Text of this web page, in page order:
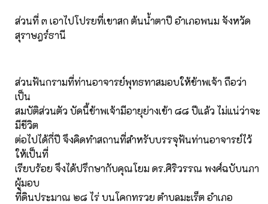
ส่วนที่ ๓ เอาไปโปรยที่เขาสก ต้นนํ้าตาปี อำเภอพนม จังหวัด
สุราษฎร์ธานี
ส่วนฟันกรามที่ท่านอาจารย์พุทธทาสมอบให้ข้าพเจ้า ถือว่า
เป็น
สมบัติส่วนตัว บัดนี้ข้าพเจ้ามีอายุย่างเข้า ๘๘ ปีแล้ว ไม่แน่ว่าจะ
มีชีวิต
ต่อไปได้กี่ปี จึงคิดทำสถานที่สำหรับบรรจุฟันท่านอาจารย์ไว้
ให้เป็นที่
เรียบร้อย จึงได้ปรึกษากับคุณโยม ดร.ศิริวรรณ พงศ์ฉบับนภา
ผู้มอบ
ที่ดินประมาณ ๒๘ ไร่ บนโคกทรวย ตำบลมะเร็ต อำเภอ